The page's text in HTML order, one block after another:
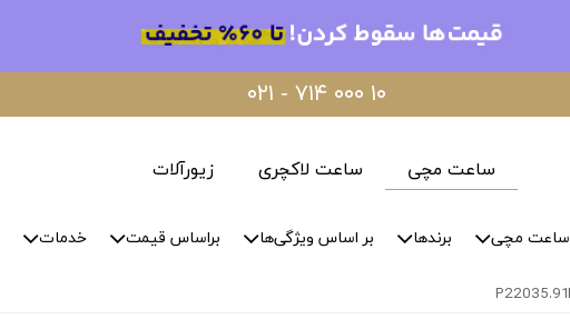
۰۲۱ - ۷۱۴ ۰۰۰ ۱۰
ساعت مچی ساعت لاکچری زیورآلات
ساعت مچی برندها بر اساس ویژگی‌ها براساس قیمت خدمات